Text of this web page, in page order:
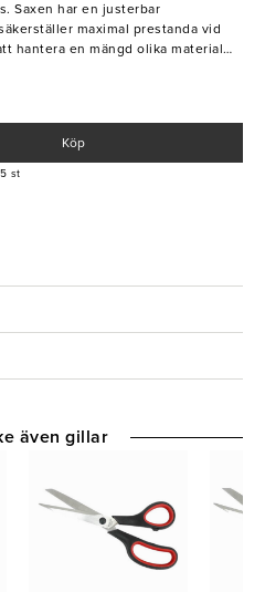
Saxen har en justerbar
maximal prestanda vid
hantera en mängd olika material
Köp
st
även gillar